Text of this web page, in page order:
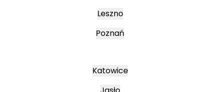
Leszno
Poznań
Katowice